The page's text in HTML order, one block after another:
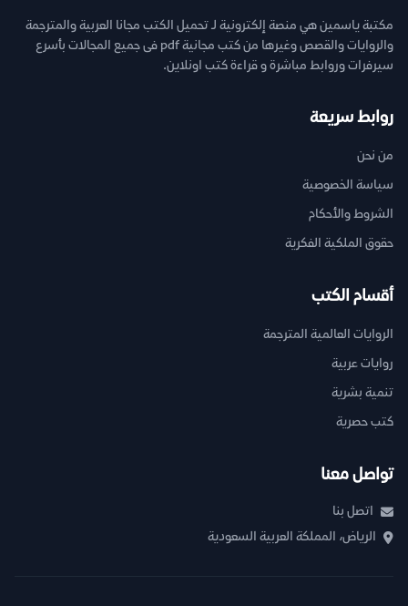
مكتبة ياسمين هي منصة إلكترونية لـ تحميل الكتب مجانا العربية والمترجمة
والروايات والقصص وغيرها من كتب مجانية pdf فى جميع المجالات بأسرع
سيرفرات وروابط مباشرة و قراءة كتب اونلاين.
روابط سريعة
من نحن
سياسة الخصوصية
الشروط والأحكام
حقوق الملكية الفكرية
أقسام الكتب
الروايات العالمية المترجمة
روايات عربية
تنمية بشرية
كتب حصرية
تواصل معنا
اتصل بنا
الرياض، المملكة العربية السعودية